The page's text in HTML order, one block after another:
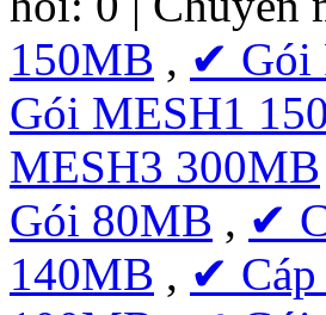
150MB , ✔ Gói
Gói MESH1
MESH3 300MB
Gói 80MB , ✔
140MB , ✔ Cáp